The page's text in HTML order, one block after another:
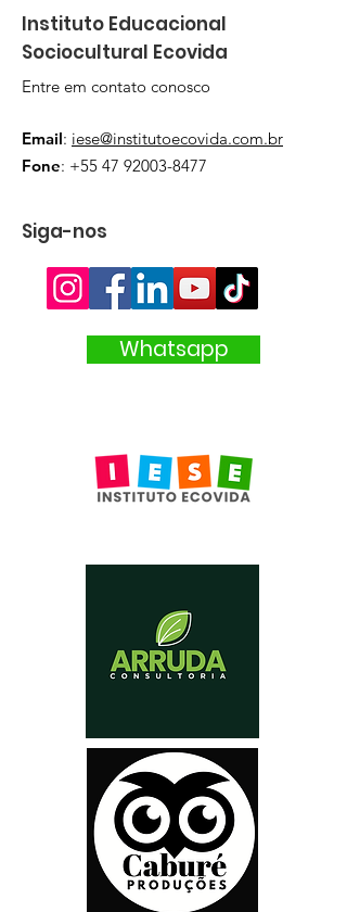
Instituto Educacional
Sociocultural Ecovida
Entre em contato conosco
Email: iese@institutoecovida.com.br
Fone: +55 47 92003-8477
Siga-nos
Whatsapp